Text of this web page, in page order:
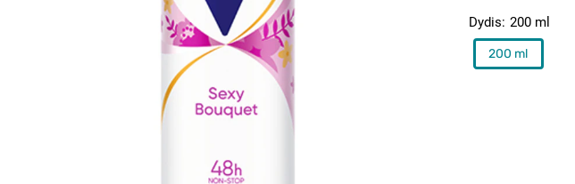
Dydis 200 ml
200 ml